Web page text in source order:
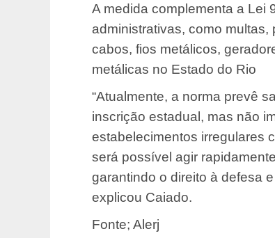
A medida complementa a Lei
administrativas, como
cabos, fios metálicos,
metálicas no Estado do Rio
“Atualmente, a norma prevê
inscrição estadual, mas não
estabelecimentos irregulares
será possível agir
garantindo o direito à defesa
explicou Caiado.
Fonte; Alerj